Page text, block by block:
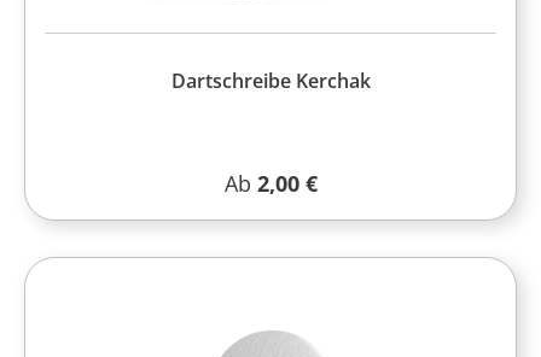
Dartschreibe Kerchak
Regulärer Preis:
Ab 2,00 €